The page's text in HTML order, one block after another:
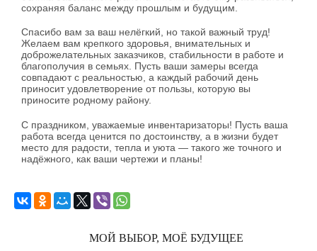
сохраняя баланс между прошлым и будущим.
Спасибо вам за ваш нелёгкий, но такой важный труд!
Желаем вам крепкого здоровья, внимательных и
доброжелательных заказчиков, стабильности в работе и
благополучия в семьях. Пусть ваши замеры всегда
совпадают с реальностью, а каждый рабочий день
приносит удовлетворение от пользы, которую вы
приносите родному району.
С праздником, уважаемые инвентаризаторы! Пусть ваша
работа всегда ценится по достоинству, а в жизни будет
место для радости, тепла и уюта — такого же точного и
надёжного, как ваши чертежи и планы!
МОЙ ВЫБОР, МОЁ БУДУЩЕЕ